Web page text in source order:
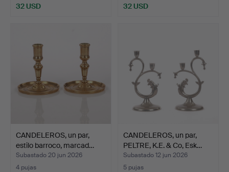
32 USD 32 USD
CANDELEROS, un par,
estilo barroco, marcad…
Subastado 20 jun 2026
4 pujas
CANDELEROS, un par,
PELTRE, K.E. & Co, Esk…
Subastado 12 jun 2026
5 pujas